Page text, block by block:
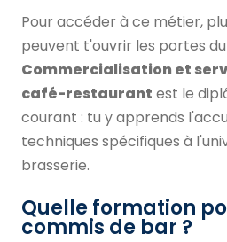
Pour accéder à ce métier,
peuvent t'ouvrir les portes du
Commercialisation et
café-restaurant est le
courant : tu y apprends
techniques spécifiques à
brasserie.
Quelle formation
commis de bar ?